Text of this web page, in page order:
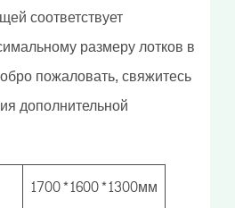
соответствует
размеру лотков в
пожаловать, свяжитесь
дополнительной
1700*1600*1300мм